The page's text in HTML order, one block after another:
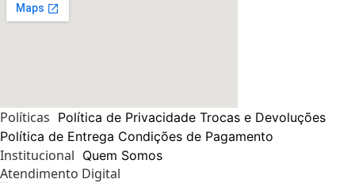
Políticas Política de Privacidade Trocas e Devoluções
Política de Entrega Condições de Pagamento
Institucional Quem Somos
Atendimento Digital